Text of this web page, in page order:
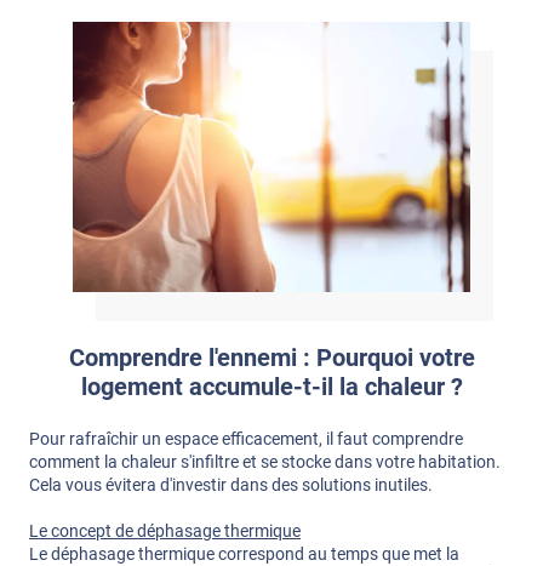
Comprendre l'ennemi : Pourquoi votre
logement accumule-t-il la chaleur ?
Pour rafraîchir un espace efficacement, il faut comprendre
comment la chaleur s'infiltre et se stocke dans votre habitation.
Cela vous évitera d'investir dans des solutions inutiles.
Le concept de déphasage thermique
Le déphasage thermique correspond au temps que met la